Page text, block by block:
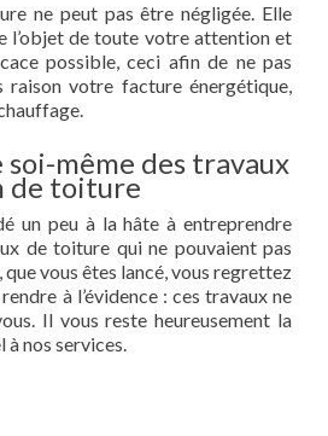
ne peut pas être négligée. Elle
l’objet de toute votre attention et
possible, ceci afin de ne pas
raison votre facture énergétique,
même des travaux
de toiture
un peu à la hâte à entreprendre
de toiture qui ne pouvaient pas
vous êtes lancé, vous regrettez
à l’évidence : ces travaux ne
Il vous reste heureusement la
nos services.